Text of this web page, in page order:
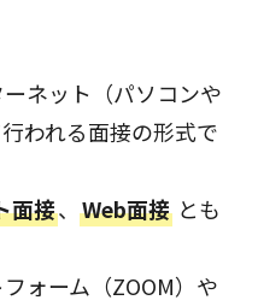
ネット（パソコンや
われる面接の形式で
面接、Web面接 とも
ォーム（ZOOM）や